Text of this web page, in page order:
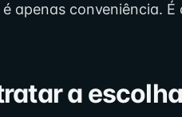
apenas conveniência.
a